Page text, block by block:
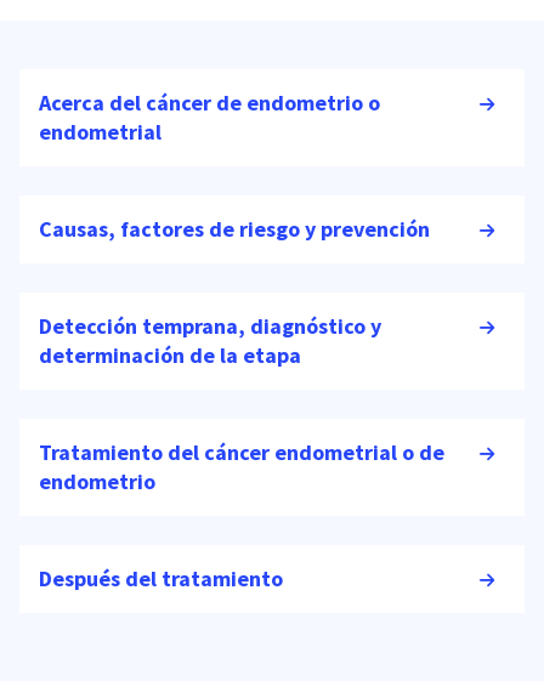
Acerca del cáncer de endometrio o
endometrial
Causas, factores de riesgo y prevención
Detección temprana, diagnóstico y
determinación de la etapa
Tratamiento del cáncer endometrial o de
endometrio
Después del tratamiento